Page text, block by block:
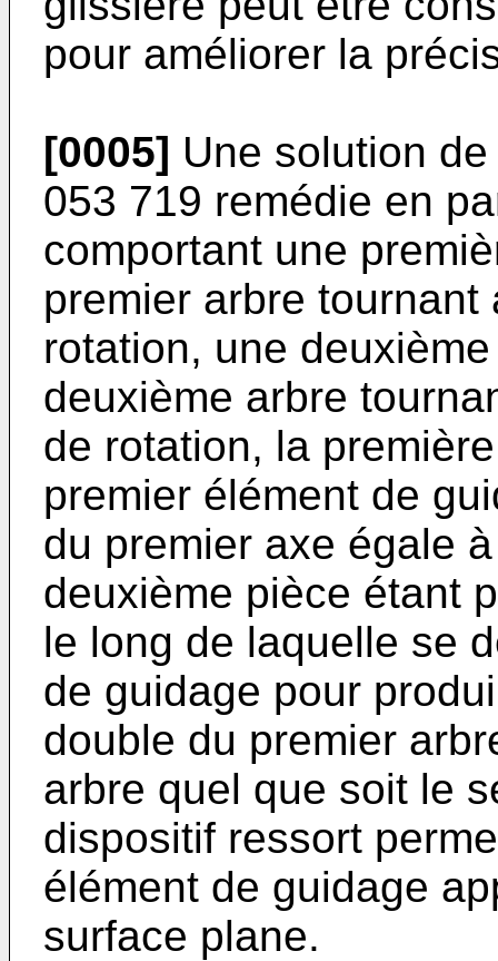
pour améliorer la
[0005] Une solution
053 719 remédie en
comportant une
premier arbre
rotation, une
deuxième arbre
de rotation, la
premier élément de
du premier axe égale
deuxième pièce étant
le long de laquelle se
de guidage pour
double du premier
arbre quel que soit le
dispositif ressort
élément de guidage
surface plane.